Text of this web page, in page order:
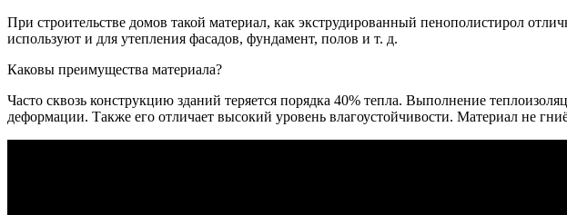
При строительстве домов такой материал, как экструдированный пенополистирол
используют и для утепления фасадов, фундамент, полов и т. д.
Каковы преимущества материала?
Часто сквозь конструкцию зданий теряется порядка 40% тепла. Выполнение
деформации. Также его отличает высокий уровень влагоустойчивости. Материал не